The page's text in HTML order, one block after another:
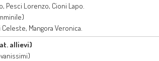
Pesci Lorenzo, Cioni Lapo.
Mangora Veronica.
allievi)